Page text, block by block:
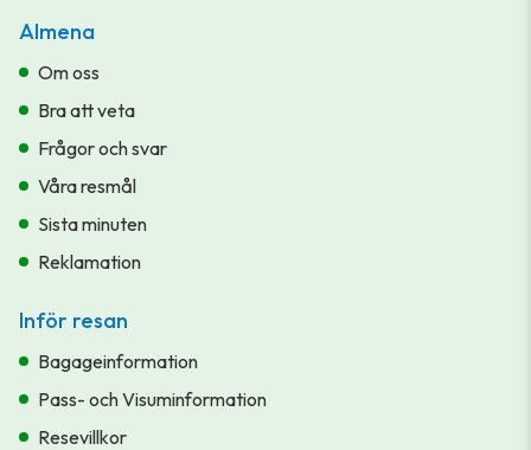
Almena
Om oss
Bra att veta
Frågor och svar
Våra resmål
Sista minuten
Reklamation
Inför resan
Bagageinformation
Pass- och Visuminformation
Resevillkor